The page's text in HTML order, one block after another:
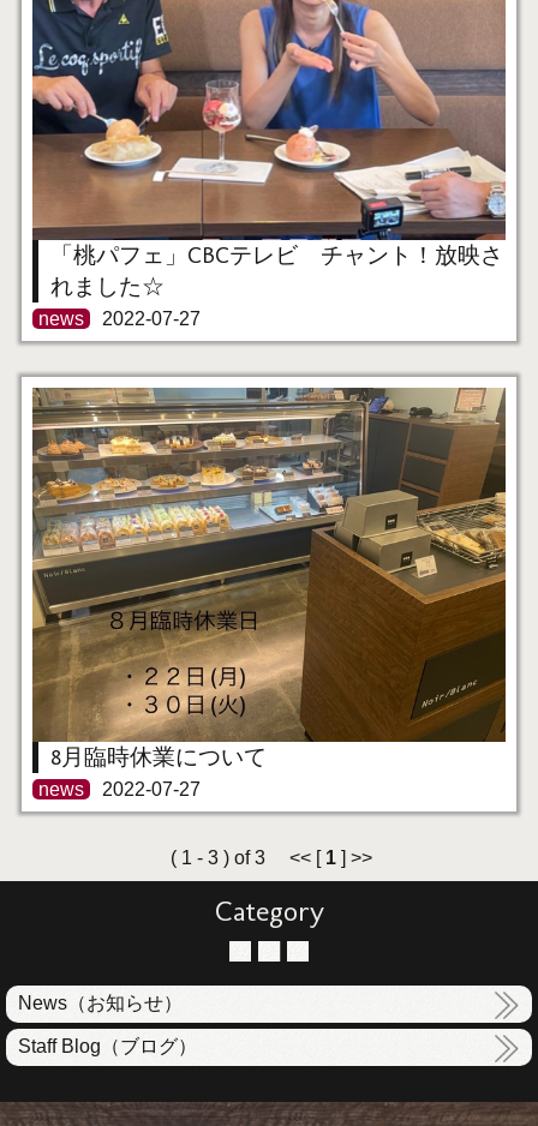
「桃パフェ」CBCテレビ チャント！放映さ
れました☆
news 2022-07-27
8月臨時休業について
news 2022-07-27
( 1 - 3 ) of 3 << [ 1 ] >>
Category
News（お知らせ）
Staff Blog（ブログ）